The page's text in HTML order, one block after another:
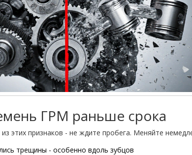
ГРМ раньше срока
этих признаков - не ждите пробега. Меняйте
трещины - особенно вдоль зубцов